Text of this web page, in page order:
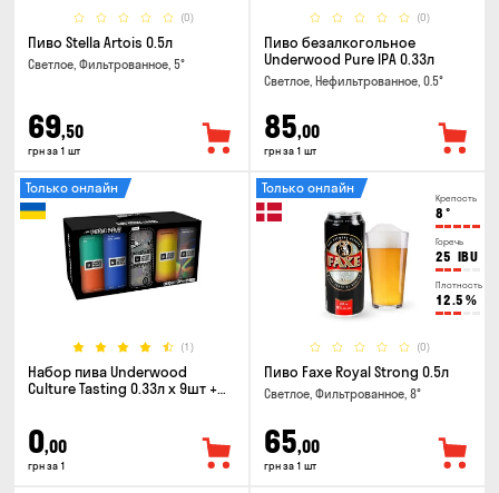
(0)
Пиво Stella Artois 0.5л
Светлое, Фильтрованное, 5°
69,50
грн за 1 шт
(0)
Пиво безалкогольное
Underwood Pure IPA 0.33л
Светлое, Нефильтрованное, 0.5°
85,00
грн за 1 шт
(1)
Только онлайн
Набор пива Underwood
Culture Tasting 0.33л x 9шт +
0,00
грн за 1
Крепость
8 °
Горечь
25 IBU
Плотность
12.5 %
(0)
Только онлайн
Пиво Faxe Royal Strong 0.5л
Светлое, Фильтрованное, 8°
65,00
грн за 1 шт